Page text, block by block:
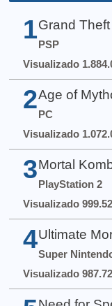
1 Grand
PSP
Visualizado
2 Age of
PC
Visualizado
3 Mortal
PlayStation 2
Visualizado
4 Ultimate
Super
Visualizado